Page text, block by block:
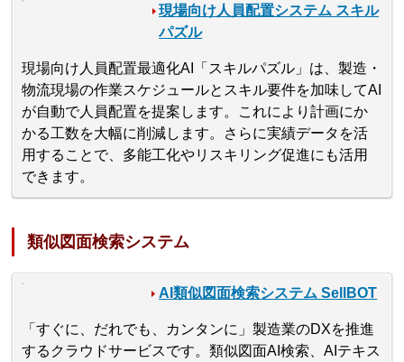
現場向け人員配置システム スキル
パズル
現場向け人員配置最適化AI「スキルパズル」は、製造・
物流現場の作業スケジュールとスキル要件を加味してAI
が自動で人員配置を提案します。これにより計画にか
かる工数を大幅に削減します。さらに実績データを活
用することで、多能工化やリスキリング促進にも活用
できます。
類似図面検索システム
AI類似図面検索システム SellBOT
「すぐに、だれでも、カンタンに」製造業のDXを推進
するクラウドサービスです。類似図面AI検索、AIテキス